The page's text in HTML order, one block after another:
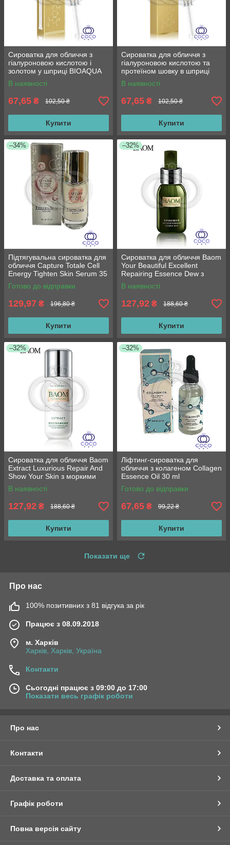
Сироватка для обличчя з
гіалуроновою кислотою і
золотом у шприці BIOAQUA
Gold 24K Hydra Essence 10 g
В наявності
67,65 ₴ 102,50 ₴
Купити
Сироватка для обличчя з
гіалуроновою кислотою та
протеїном шовку в шприці
BIOAQUA Silk Hydra Essence
10 g
В наявності
67,65 ₴ 102,50 ₴
Купити
–34%
Підтягувальна сироватка для
обличчя Capture Totale Cell
Energy Tighten Skin Serum 35
ml
Готово до відправки
129,97 ₴ 196,80 ₴
Купити
–32%
Сироватка для обличчя Baom
Your Beautiful Excellent
Repairing Essence Dew з
екстрактом морських
водоростей 50 мл
В наявності
127,92 ₴ 188,60 ₴
Купити
–32%
Сироватка для обличчя Baom
Extract Luxurious Repair And
Show Your Skin з моркими
водоростями 40 г
В наявності
127,92 ₴ 188,60 ₴
Купити
–32%
Ліфтинг-сироватка для
обличчя з колагеном Collagen
Essence Oil 30 ml
Готово до відправки
67,65 ₴ 99,22 ₴
Купити
Показати ще
Про нас
100% позитивних з 81 відгука за рік
Працює з 08.09.2018
м. Харків
Харків, Харків, Україна
Контакти
Сьогодні працює з 09:00 до 17:00
Показати весь графік роботи
Про нас
Контакти
Доставка та оплата
Графік роботи
Повна версія сайту